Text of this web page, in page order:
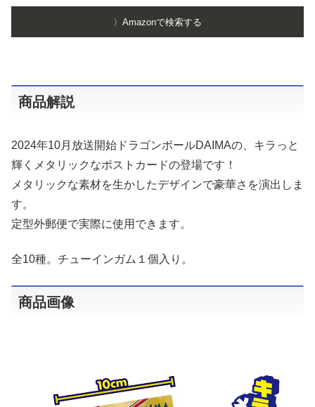
〉Amazonで検索する
商品解説
2024年10月放送開始ドラゴンボールDAIMAの、キラっと
輝くメタリックなポストカードの登場です！
メタリックな素材を生かしたデザインで豪華さを演出しま
す。
定型外郵便で実際に使用できます。
全10種。チューインガム１個入り。
商品画像